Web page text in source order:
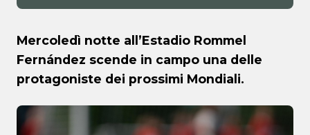
Mercoledì notte all’Estadio Rommel
Fernández scende in campo una delle
protagoniste dei prossimi Mondiali.